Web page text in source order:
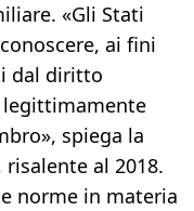
«Gli Stati
ai fini
dal diritto
spiega la
al 2018.
norme in materia